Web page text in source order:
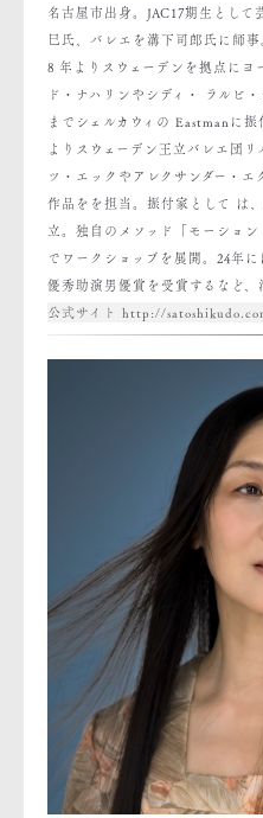
名古屋市出身。JAC17期生とし
巳氏、バレエを溝下司郎氏に師
8 年よりスウェーデンを拠点にヨ
ド・ナハリンやシディ・ ラルビ
までシェルカウィの Eastmanに
よりスウェーデン王立バレエ団リ
ツ・エックやアレクサンダー・
作品をを担当。振付家として は
立。独自のメソッド「モーショ
でワークショップを展開。24年
優秀助演男優賞を受賞するなど、
公式サイト http://